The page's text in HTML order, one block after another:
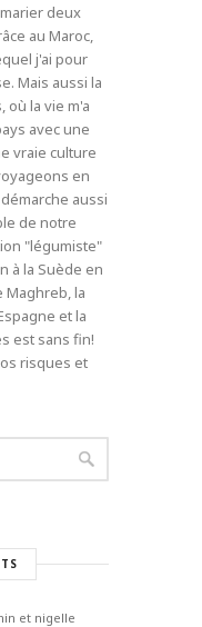
deux
au Maroc,
j'ai pour
Mais aussi la
où la vie m'a
avec une
vraie culture
en
aussi
de notre
"légumiste"
à la Suède en
Maghreb, la
et la
est sans fin!
risques et
et nigelle